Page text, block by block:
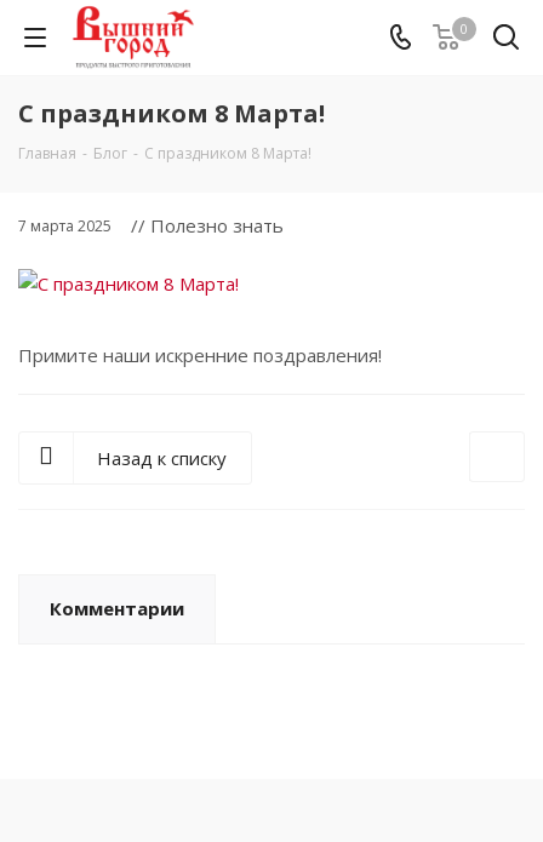
0
С праздником 8 Марта!
Главная - Блог - С праздником 8 Марта!
7 марта 2025 // Полезно знать
Примите наши искренние поздравления!
Назад к списку
Комментарии